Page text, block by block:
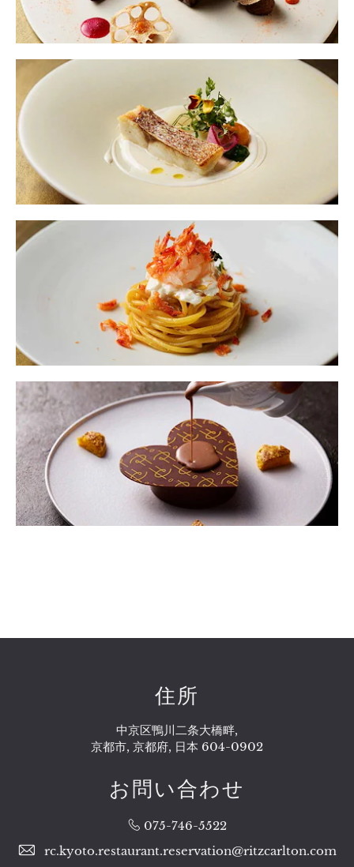
住所
中京区鴨川二条大橋畔,
京都市, 京都府, 日本 604-0902
お問い合わせ
075-746-5522
rc.kyoto.restaurant.reservation@ritzcarlton.com